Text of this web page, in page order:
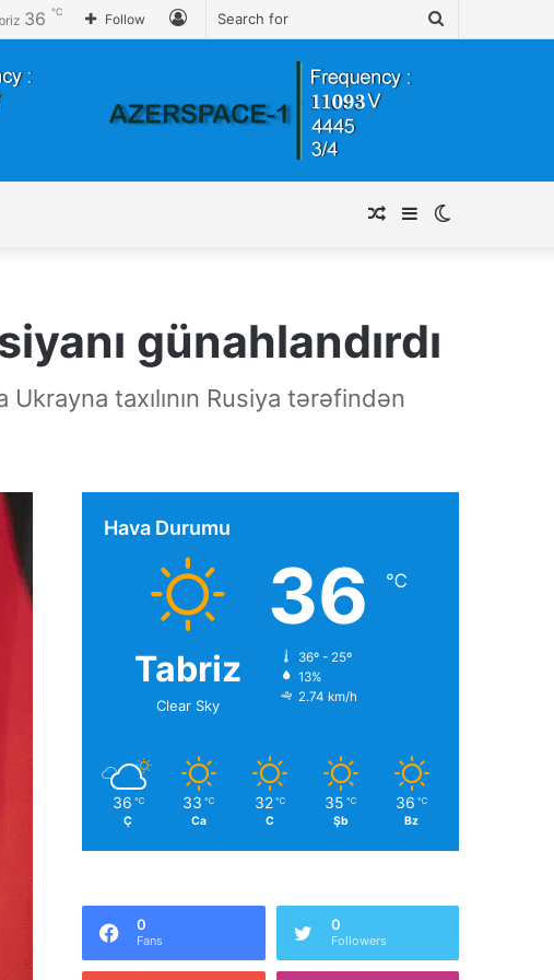
Follow
36 ℃
Sidebar
Random
günahlandırdı
taxılının Rusiya tərəfindən
Hava Durumu
Tabriz
Clear Sky
36 ℃
36º - 25º
13%
2.74 km/h
36 ℃
Ç
33 ℃
Ca
32 ℃
C
35 ℃
Şb
36 ℃
Bz
0
Fans
0
Followers